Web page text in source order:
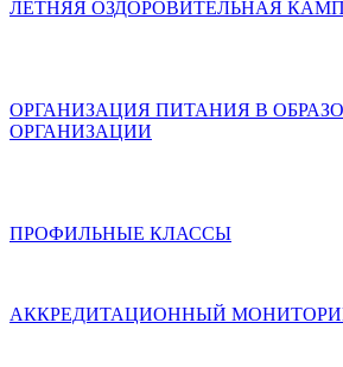
ЛЕТНЯЯ ОЗДОРОВИТЕЛЬНАЯ
ОРГАНИЗАЦИЯ ПИТАНИЯ В
ОРГАНИЗАЦИИ
ПРОФИЛЬНЫЕ КЛАССЫ
АККРЕДИТАЦИОННЫЙ